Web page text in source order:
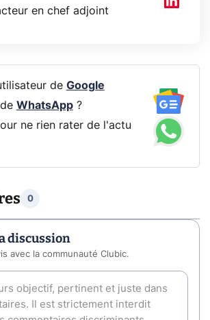
en chef adjoint
de Google
WhatsApp?
ne rien rater de l'actu
0
discussion
avec la communauté Clubic.